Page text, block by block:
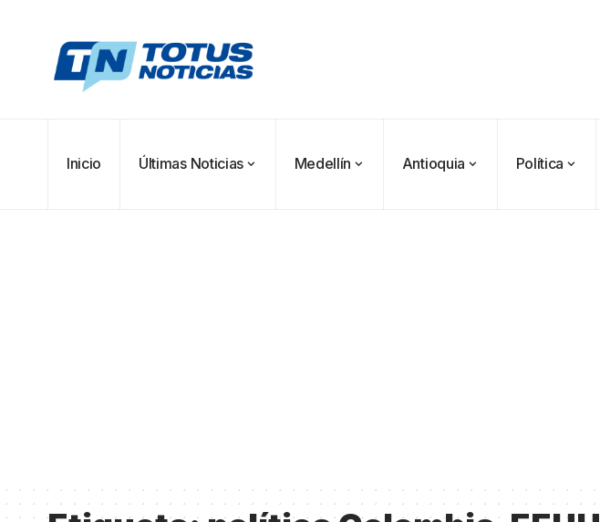
Inicio Últimas Noticias Medellín Antioquia Política